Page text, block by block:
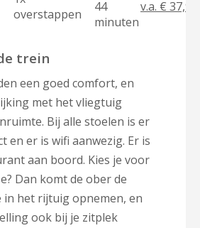
overstappen
44
minuten
v.a. € 37,90
trein
een goed comfort, en
met het vliegtuig
Bij alle stoelen is er
en er is wifi aanwezig. Er is
aan boord. Kies je voor
Dan komt de ober de
in het rijtuig opnemen, en
ook bij je zitplek